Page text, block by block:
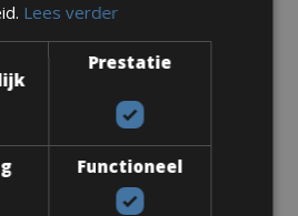
in het prachtige Var op uw fiets
op het eiland Corsica, biedt een
die zich uitstrekken langs de
Istrische platteland.
Lees verder
Prestatie
Functioneel